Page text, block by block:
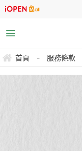
首頁 - 服務條款